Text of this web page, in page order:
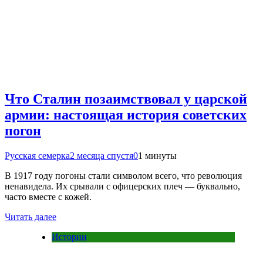
Что Сталин позаимствовал у царской
армии: настоящая история советских
погон
Русская семерка2 месяца спустя01 минуты
В 1917 году погоны стали символом всего, что революция
ненавидела. Их срывали с офицерских плеч — буквально,
часто вместе с кожей.
Читать далее
Истории